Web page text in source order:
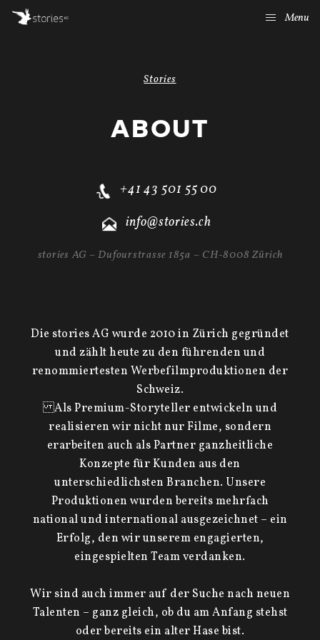
Menu
Stories
ABOUT
+41 43 501 55 00
info@stories.ch
stories AG – Dufourstrasse 185a – CH-8008 Zürich
Die stories AG wurde 2010 in Zürich gegründet
und zählt heute zu den führenden und
renommiertesten Werbefilmproduktionen der
Schweiz.
Als Premium-Storyteller entwickeln und
realisieren wir nicht nur Filme, sondern
erarbeiten auch als Partner ganzheitliche
Konzepte für Kunden aus den
unterschiedlichsten Branchen. Unsere
Produktionen wurden bereits mehrfach
national und international ausgezeichnet – ein
Erfolg, den wir unserem engagierten,
eingespielten Team verdanken.
Wir sind auch immer auf der Suche nach neuen
Talenten – ganz gleich, ob du am Anfang stehst
oder bereits ein alter Hase bist.